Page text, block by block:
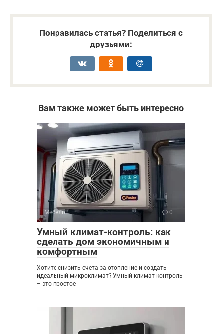
Понравилась статья? Поделиться с
друзьями:
Вам также может быть интересно
Мебель 0
Умный климат-контроль: как
сделать дом экономичным и
комфортным
Хотите снизить счета за отопление и создать
идеальный микроклимат? Умный климат-контроль
– это простое